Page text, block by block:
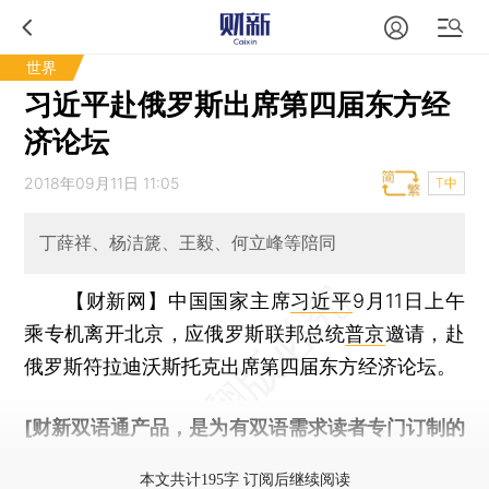
世界
习近平赴俄罗斯出席第四届东方经
济论坛
2018年09月11日 11:05 T中
丁薛祥、杨洁篪、王毅、何立峰等陪同
【财新网】 中国国家主席习近平9月11日上午
乘专机离开北京，应俄罗斯联邦总统普京邀请，赴
俄罗斯符拉迪沃斯托克出席第四届东方经济论坛。
[财新双语通产品，是为有双语需求读者专门订制的
本文共计195字 订阅后继续阅读